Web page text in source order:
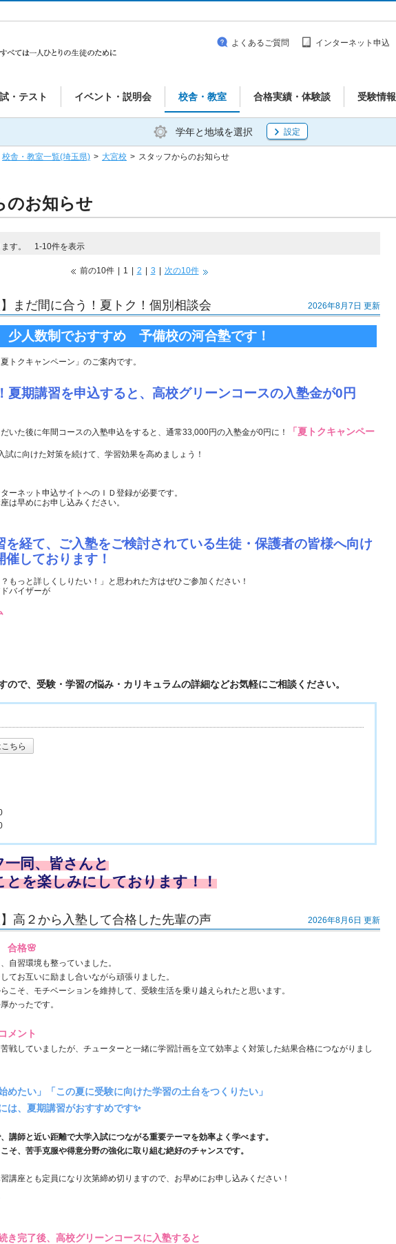
・テスト イベント・説明会 校舎・教室 合格実績・体験談 受験情報
よくあるご質問 インターネット申込
学年と地域を選択 設定
校舎・教室一覧(埼玉県) > 大宮校 > スタッフからのお知らせ
のお知らせ
ます。 1-10件を表示
前の10件 1 2 3 次の10件
まだ間に合う！夏トク！個別相談会 2026年8月7日 更新
人数制でおすすめ 予備校の河合塾です！
トクキャンペーン」のご案内です。
期講習を申込すると、高校グリーンコースの入塾金が0円
いた後に年間コースの入塾申込をすると、通常33,000円の入塾金が0円に！
「夏トクキャンペー
試に向けた対策を続けて、学習効果を高めましょう！
ーネット申込サイトへのＩＤ登録が必要です。
は早めにお申し込みください。
を経て、ご入塾をご検討されている生徒・保護者の皆様へ向け
しております！
もっと詳しくしりたい！」と思われた方はぜひご参加ください！
バイザーが
ので、受験・学習の悩み・カリキュラムの詳細などお気軽にご相談ください。
ちら
同、皆さんと
とを楽しみにしております！！
高２から入塾して合格した先輩の声 2026年8月6日 更新
合格🌸
自習環境も整っていました。
てお互いに励まし合いながら頑張りました。
こそ、モチベーションを維持して、受験生活を乗り越えられたと思います。
かったです。
メント
戦していましたが、チューターと一緒に学習計画を立て効率よく対策した結果合格につながりまし
めたい」「この夏に受験に向けた学習の土台をつくりたい」
は、夏期講習がおすすめです✨
講師と近い距離で大学入試につながる重要テーマを効率よく学べます。
そ、苦手克服や得意分野の強化に取り組む絶好のチャンスです。
講座とも定員になり次第締め切りますので、お早めにお申し込みください！
き完了後、高校グリーンコースに入塾すると